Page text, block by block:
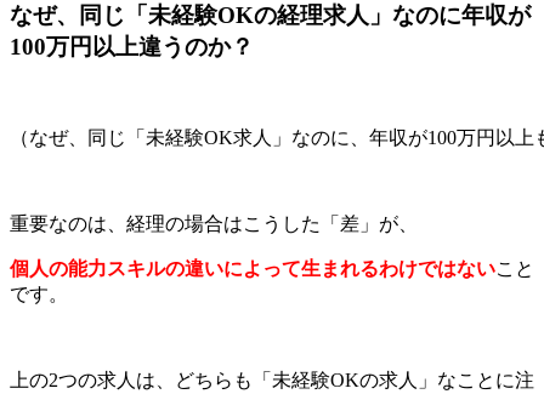
なぜ、同じ「未経験OKの経理求人」なのに年収が
100万円以上違うのか？
（なぜ、同じ「未経験OK求人」なのに、年収が100万円以上
重要なのは、経理の場合はこうした「差」が、
個人の能力スキルの違いによって生まれるわけではないこと
です。
上の2つの求人は、どちらも「未経験OKの求人」なことに注